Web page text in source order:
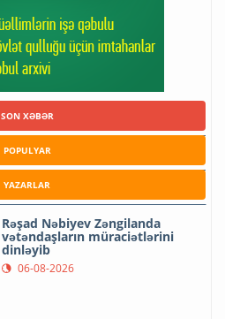
SON XƏBƏR
POPULYAR
YAZARLAR
Rəşad Nəbiyev Zəngilanda
vətəndaşların müraciətlərini
dinləyib
06-08-2026